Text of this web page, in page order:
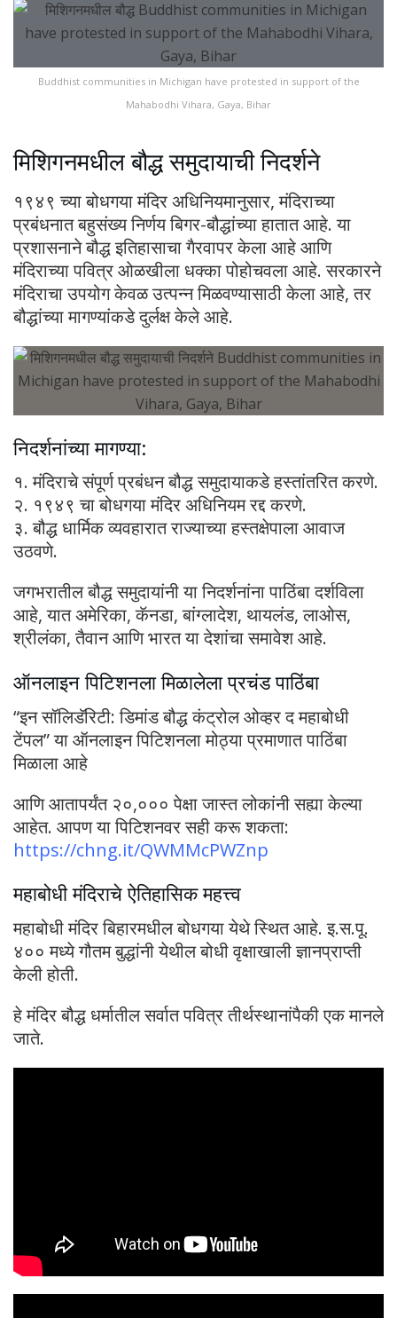
Buddhist communities in Michigan have protested in support of the
Mahabodhi Vihara, Gaya, Bihar
मिशिगनमधील बौद्ध समुदायाची निदर्शने
१९४९ च्या बोधगया मंदिर अधिनियमानुसार, मंदिराच्या
प्रबंधनात बहुसंख्य निर्णय बिगर-बौद्धांच्या हातात आहे. या
प्रशासनाने बौद्ध इतिहासाचा गैरवापर केला आहे आणि
मंदिराच्या पवित्र ओळखीला धक्का पोहोचवला आहे. सरकारने
मंदिराचा उपयोग केवळ उत्पन्न मिळवण्यासाठी केला आहे, तर
बौद्धांच्या मागण्यांकडे दुर्लक्ष केले आहे.
निदर्शनांच्या मागण्या:
१. मंदिराचे संपूर्ण प्रबंधन बौद्ध समुदायाकडे हस्तांतरित करणे.
२. १९४९ चा बोधगया मंदिर अधिनियम रद्द करणे.
३. बौद्ध धार्मिक व्यवहारात राज्याच्या हस्तक्षेपाला आवाज
उठवणे.
जगभरातील बौद्ध समुदायांनी या निदर्शनांना पाठिंबा दर्शविला
आहे, यात अमेरिका, कॅनडा, बांग्लादेश, थायलंड, लाओस,
श्रीलंका, तैवान आणि भारत या देशांचा समावेश आहे.
ऑनलाइन पिटिशनला मिळालेला प्रचंड पाठिंबा
“इन सॉलिडॅरिटी: डिमांड बौद्ध कंट्रोल ओव्हर द महाबोधी
टेंपल” या ऑनलाइन पिटिशनला मोठ्या प्रमाणात पाठिंबा
मिळाला आहे
आणि आतापर्यंत २०,००० पेक्षा जास्त लोकांनी सह्या केल्या
आहेत. आपण या पिटिशनवर सही करू शकता:
https://chng.it/QWMMcPWZnp
महाबोधी मंदिराचे ऐतिहासिक महत्त्व
महाबोधी मंदिर बिहारमधील बोधगया येथे स्थित आहे. इ.स.पू.
४०० मध्ये गौतम बुद्धांनी येथील बोधी वृक्षाखाली ज्ञानप्राप्ती
केली होती.
हे मंदिर बौद्ध धर्मातील सर्वात पवित्र तीर्थस्थानांपैकी एक मानले
जाते.